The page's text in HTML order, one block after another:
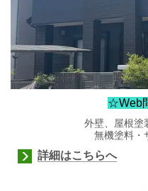
☆Web
外壁、屋根塗
無機塗料・
詳細はこちらへ